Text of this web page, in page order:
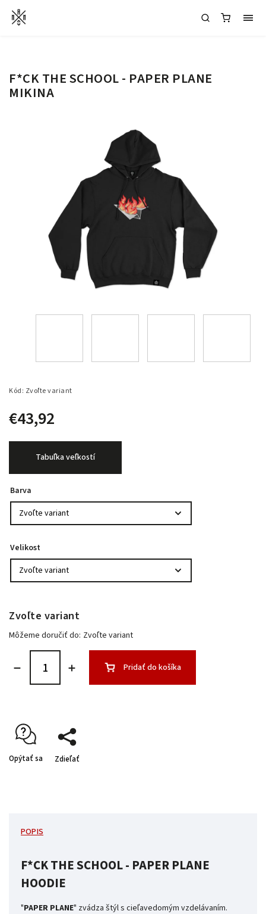
F*CK THE SCHOOL - PAPER PLANE
MIKINA
Kód: Zvoľte variant
€43,92
Tabuľka veľkostí
Barva
Velikost
Zvoľte variant
Môžeme doručiť do: Zvoľte variant
Pridať do košíka
Opýtať sa Zdieľať
POPIS
F*CK THE SCHOOL - PAPER PLANE
HOODIE
"PAPER PLANE" zvádza štýl s cieľavedomým vzdelávaním.